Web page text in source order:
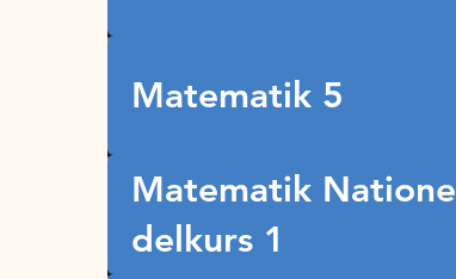
Matematik 5
Matematik Nationell
delkurs 1